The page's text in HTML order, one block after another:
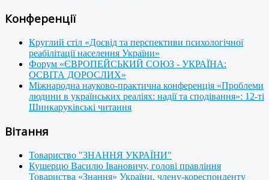
Конференції
Круглий стіл «Досвід та перспективи психологічної
реабілітації населення України»
Форум «ЄВРОПЕЙСЬКИЙ СОЮЗ - УКРАЇНА:
ОСВІТА ДОРОСЛИХ»
Міжнародна науково-практична конференція «Проблеми
людини в українських реаліях: надії та сподівання»: 12-ті
Шинкаруківські читання
Вітання
Товариство "ЗНАННЯ УКРАЇНИ"
Кушерцю Василю Івановичу, голові правління
Товариства «Знання» України, члену-кореспонденту